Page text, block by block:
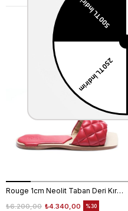
Rouge 1cm Neolit Taban Deri Kırmızı Kadın Terlik 0197-169
₺4.340,00
₺6.200,00 %30